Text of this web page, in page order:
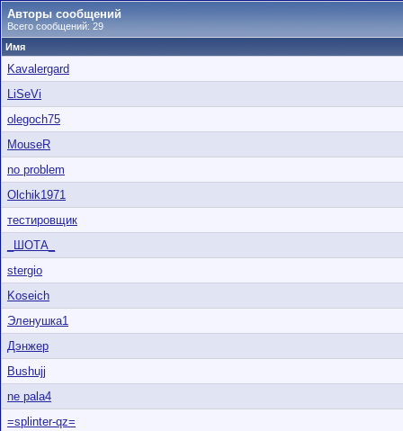
Авторы сообщений
Всего сообщений: 29
Имя
Kavalergard
LiSeVi
olegoch75
MouseR
no problem
Olchik1971
тестировщик
_ШОТА_
stergio
Koseich
Эленушка1
Дэнжер
Bushujj
ne pala4
=splinter-qz=